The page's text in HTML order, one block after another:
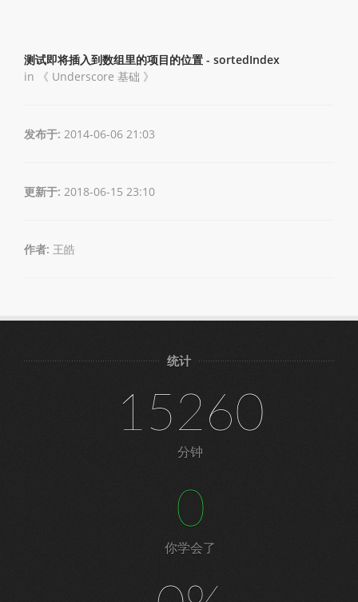
测试即将插入到数组里的项目的位置 - sortedIndex
in 《 Underscore 基础 》
发布于: 2014-06-06 21:03
更新于: 2018-06-15 23:10
作者: 王皓
统计
15260
分钟
0
你学会了